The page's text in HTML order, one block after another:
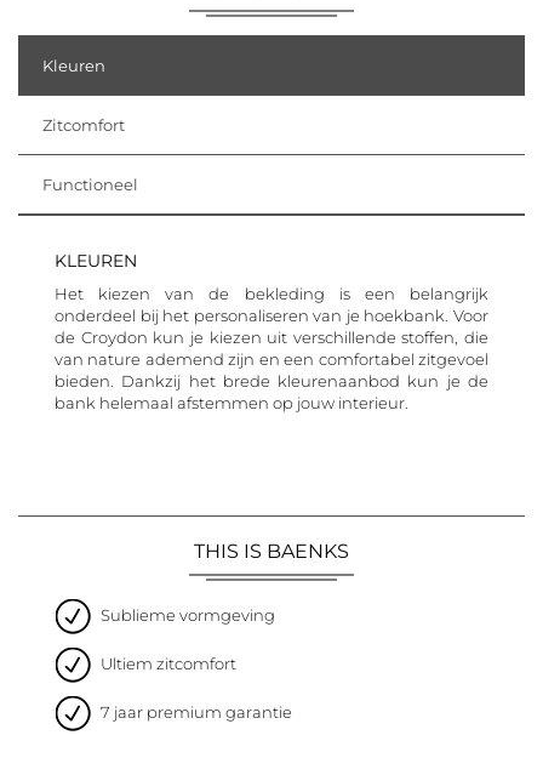
Kleuren
Zitcomfort
Functioneel
KLEUREN
Het kiezen van de bekleding is een belangrijk
onderdeel bij het personaliseren van je hoekbank. Voor
de Croydon kun je kiezen uit verschillende stoffen, die
van nature ademend zijn en een comfortabel zitgevoel
bieden. Dankzij het brede kleurenaanbod kun je de
bank helemaal afstemmen op jouw interieur.
THIS IS BAENKS
Sublieme vormgeving
Ultiem zitcomfort
7 jaar premium garantie